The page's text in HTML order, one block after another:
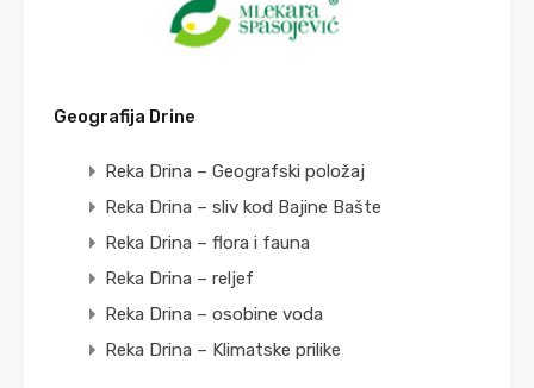
Geografija Drine
Reka Drina – Geografski položaj
Reka Drina – sliv kod Bajine Bašte
Reka Drina – flora i fauna
Reka Drina – reljef
Reka Drina – osobine voda
Reka Drina – Klimatske prilike